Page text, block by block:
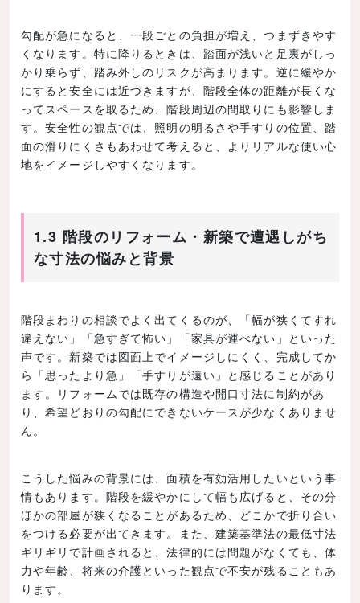
勾配が急になると、一段ごとの負担が増え、つまずきやす
くなります。特に降りるときは、踏面が浅いと足裏がしっ
かり乗らず、踏み外しのリスクが高まります。逆に緩やか
にすると安全には近づきますが、階段全体の距離が長くな
ってスペースを取るため、階段周辺の間取りにも影響しま
す。安全性の観点では、照明の明るさや手すりの位置、踏
面の滑りにくさもあわせて考えると、よりリアルな使い心
地をイメージしやすくなります。
1.3 階段のリフォーム・新築で遭遇しがち
な寸法の悩みと背景
階段まわりの相談でよく出てくるのが、「幅が狭くてすれ
違えない」「急すぎて怖い」「家具が運べない」といった
声です。新築では図面上でイメージしにくく、完成してか
ら「思ったより急」「手すりが遠い」と感じることがあり
ます。リフォームでは既存の構造や開口寸法に制約があ
り、希望どおりの勾配にできないケースが少なくありませ
ん。
こうした悩みの背景には、面積を有効活用したいという事
情もあります。階段を緩やかにして幅も広げると、その分
ほかの部屋が狭くなることがあるため、どこかで折り合い
をつける必要が出てきます。また、建築基準法の最低寸法
ギリギリで計画されると、法律的には問題がなくても、体
力や年齢、将来の介護といった観点で不安が残ることもあ
ります。